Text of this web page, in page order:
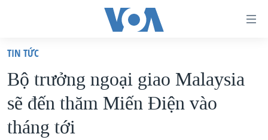
truy
cập
Tới
nội
VIỆT NAM
HOA KỲ
BIỂN ĐÔNG
TIN TỨC
Bộ trưởng ngoại giao Malaysia
sẽ đến thăm Miến Ðiện vào
tháng tới